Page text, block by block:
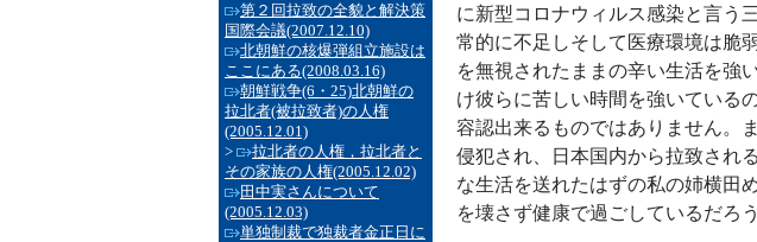
第２回拉致の全貌と解決策
国際会議(2007.12.10)
北朝鮮の核爆弾組立施設は
ここにある(2008.03.16)
朝鮮戦争(6・25)北朝鮮の
拉北者(被拉致者)の人権
(2005.12.01)
>
拉北者の人権，拉北者と
その家族の人権(2005.12.02)
田中実さんについて
(2005.12.03)
単独制裁で独裁者金正日に
に新型コロナウィルス感染と言う
常的に不足しそして医療環境は脆
を無視されたままの辛い生活を強
け彼らに苦しい時間を強いている
容認出来るものではありません。
侵犯され、日本国内から拉致され
な生活を送れたはずの私の姉横田
を壊さず健康で過ごしているだろ